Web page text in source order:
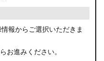
報からご選択いただきま
お進みください。